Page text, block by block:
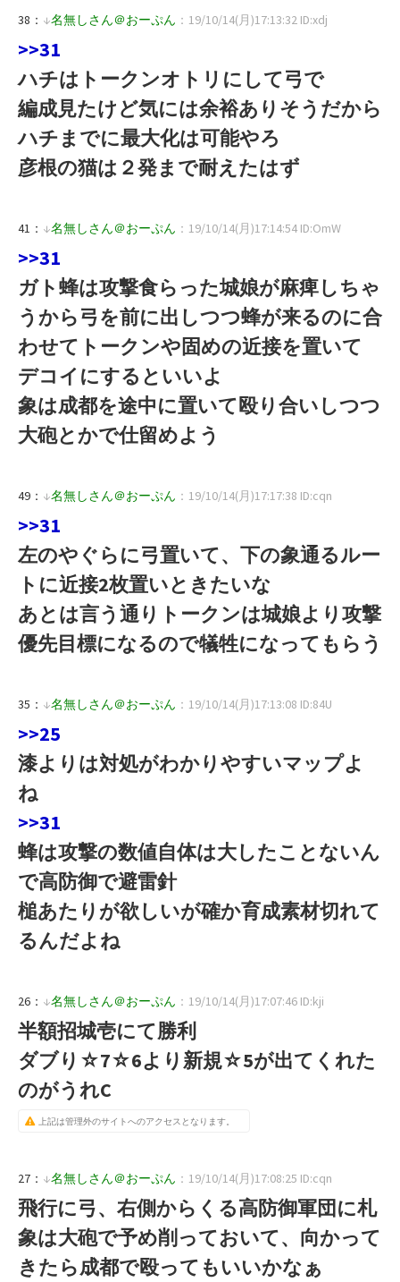
38： ↓名無しさん＠おーぷん ：19/10/14(月)17:13:32 ID:xdj
>>31
ハチはトークンオトリにして弓で
編成見たけど気には余裕ありそうだから
ハチまでに最大化は可能やろ
彦根の猫は２発まで耐えたはず
41： ↓名無しさん＠おーぷん ：19/10/14(月)17:14:54 ID:OmW
>>31
ガト蜂は攻撃食らった城娘が麻痺しちゃ
うから弓を前に出しつつ蜂が来るのに合
わせてトークンや固めの近接を置いて
デコイにするといいよ
象は成都を途中に置いて殴り合いしつつ
大砲とかで仕留めよう
49： ↓名無しさん＠おーぷん ：19/10/14(月)17:17:38 ID:cqn
>>31
左のやぐらに弓置いて、下の象通るルー
トに近接2枚置いときたいな
あとは言う通りトークンは城娘より攻撃
優先目標になるので犠牲になってもらう
35： ↓名無しさん＠おーぷん ：19/10/14(月)17:13:08 ID:84U
>>25
漆よりは対処がわかりやすいマップよ
ね
>>31
蜂は攻撃の数値自体は大したことないん
で高防御で避雷針
槌あたりが欲しいが確か育成素材切れて
るんだよね
26： ↓名無しさん＠おーぷん ：19/10/14(月)17:07:46 ID:kji
半額招城壱にて勝利
ダブり☆7☆6より新規☆5が出てくれた
のがうれC
上記は管理外のサイトへのアクセスとなります。
27： ↓名無しさん＠おーぷん ：19/10/14(月)17:08:25 ID:cqn
飛行に弓、右側からくる高防御軍団に札
象は大砲で予め削っておいて、向かって
きたら成都で殴ってもいいかなぁ